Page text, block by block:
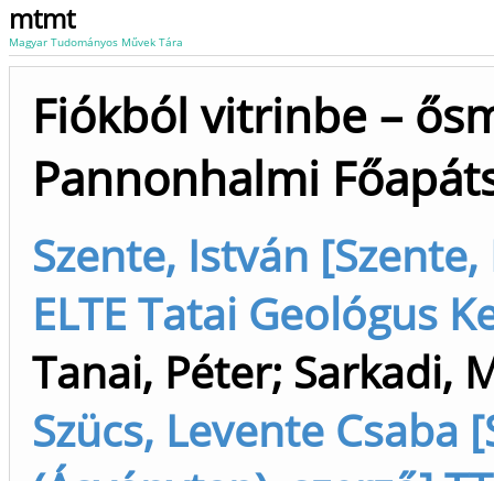
mtmt
Magyar Tudományos Művek Tára
Fiókból vitrinbe –
Pannonhalmi
Szente, István
ELTE Tatai Geológus
Tanai, Péter; Sarkadi,
Szücs, Levente Csaba